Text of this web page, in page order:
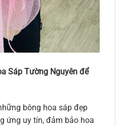
Sáp Tường Nguyên để
bông hoa sáp đẹp
ứng uy tín, đảm bảo hoa